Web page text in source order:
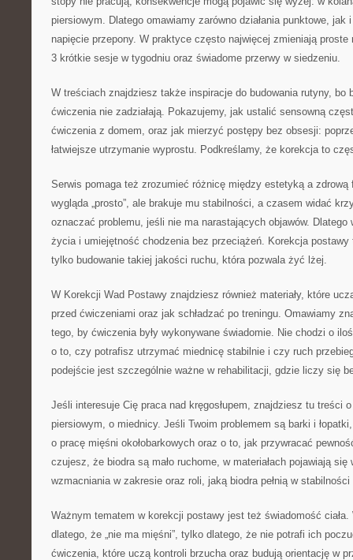
piersiowym. Dlatego omawiamy zarówno działania punktowe, jak
napięcie przepony. W praktyce często najwięcej zmieniają proste
3 krótkie sesje w tygodniu oraz świadome przerwy w siedzeniu.
W treściach znajdziesz także inspiracje do budowania rutyny, bo
ćwiczenia nie zadziałają. Pokazujemy, jak ustalić sensowną
ćwiczenia z domem, oraz jak mierzyć postępy bez obsesji:
łatwiejsze utrzymanie wyprostu. Podkreślamy, że korekcja to
Serwis pomaga też zrozumieć różnicę między estetyką a zdrową
wygląda „prosto”, ale brakuje mu stabilności, a czasem widać
oznaczać problemu, jeśli nie ma narastających objawów.
życia i umiejętność chodzenia bez przeciążeń. Korekcja postawy
tylko budowanie takiej jakości ruchu, która pozwala żyć lżej.
W Korekcji Wad Postawy znajdziesz również materiały, które
przed ćwiczeniami oraz jak schładzać po treningu. Omawiamy
tego, by ćwiczenia były wykonywane świadomie. Nie chodzi o
o to, czy potrafisz utrzymać miednicę stabilnie i czy ruch
podejście jest szczególnie ważne w rehabilitacji, gdzie liczy się
Jeśli interesuje Cię praca nad kręgosłupem, znajdziesz tu treści
piersiowym, o miednicy. Jeśli Twoim problemem są barki i
o pracę mięśni okołobarkowych oraz o to, jak przywracać
czujesz, że biodra są mało ruchome, w materiałach pojawiają
wzmacniania w zakresie oraz roli, jaką biodra pełnią w stabilności
Ważnym tematem w korekcji postawy jest też świadomość
dlatego, że „nie ma mięśni”, tylko dlatego, że nie potrafi ich
ćwiczenia, które uczą kontroli brzucha oraz budują orientację w